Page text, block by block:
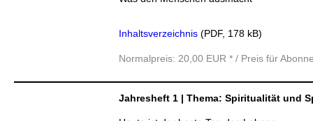
Inhaltsverzeichnis (PDF, 178 kB)
Normalpreis: 20,00 EUR * / Preis für
Jahresheft 1 | Thema: Spiritualität und